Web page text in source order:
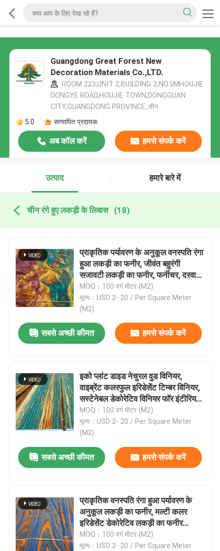
Guangdong Great Forest New
Decoration Materials Co.,LTD.
ROOM 223,UNIT 2,BUILDING 2,NO.5MHOUJIE
DONGYE ROAD,HOUJIE TOWN,DONGGUAN
CITY,GUANGDONG PROVINCE.,चीन
5.0
सत्यापित प्रदायक
अब कॉल करें हमसे संपर्क करें
उत्पाद हमारे बारे में
चीन रंगे हुए लकड़ी के लिबास (18)
प्राकृतिक पर्यावरण के अनुकूल वनस्पति रंगा
हुआ लकड़ी का फनीर, जीवंत बहुरंगी
सजावटी लकड़ी का फनीर, फर्नीचर, दरवाजे
और आंतरिक दीवार सजावट के लिए कस्टम
आकार
MOQ：100 वर्ग मीटर (M2)
मूल्य：USD 2- 20 / Per Square Meter
(M2)
सबसे अच्छी कीमत हमसे संपर्क करें
इको प्लांट डाइड नेचुरल वुड विनियर,
वाइब्रेंट कलरफुल इरिडेसेंट टिम्बर विनियर,
सस्टेनेबल डेकोरेटिव विनियर फॉर इंटीरियर
फर्निशिंग प्रोजेक्ट्स 0.5 मिमी
MOQ：100 वर्ग मीटर (M2)
मूल्य：USD 2- 20 / Per Square Meter
(M2)
सबसे अच्छी कीमत हमसे संपर्क करें
प्राकृतिक वनस्पति रंगा हुआ पर्यावरण के
अनुकूल लकड़ी का फनीर, मल्टी कलर
इरिडेसेंट डेकोरेटिव लकड़ी का फनीर
फर्नीचर पैनल, वॉल क्लैडिंग और कैबिनेट
बनाने के लिए
MOQ：100 वर्ग मीटर (M2)
मूल्य：USD 2- 20 / Per Square Meter